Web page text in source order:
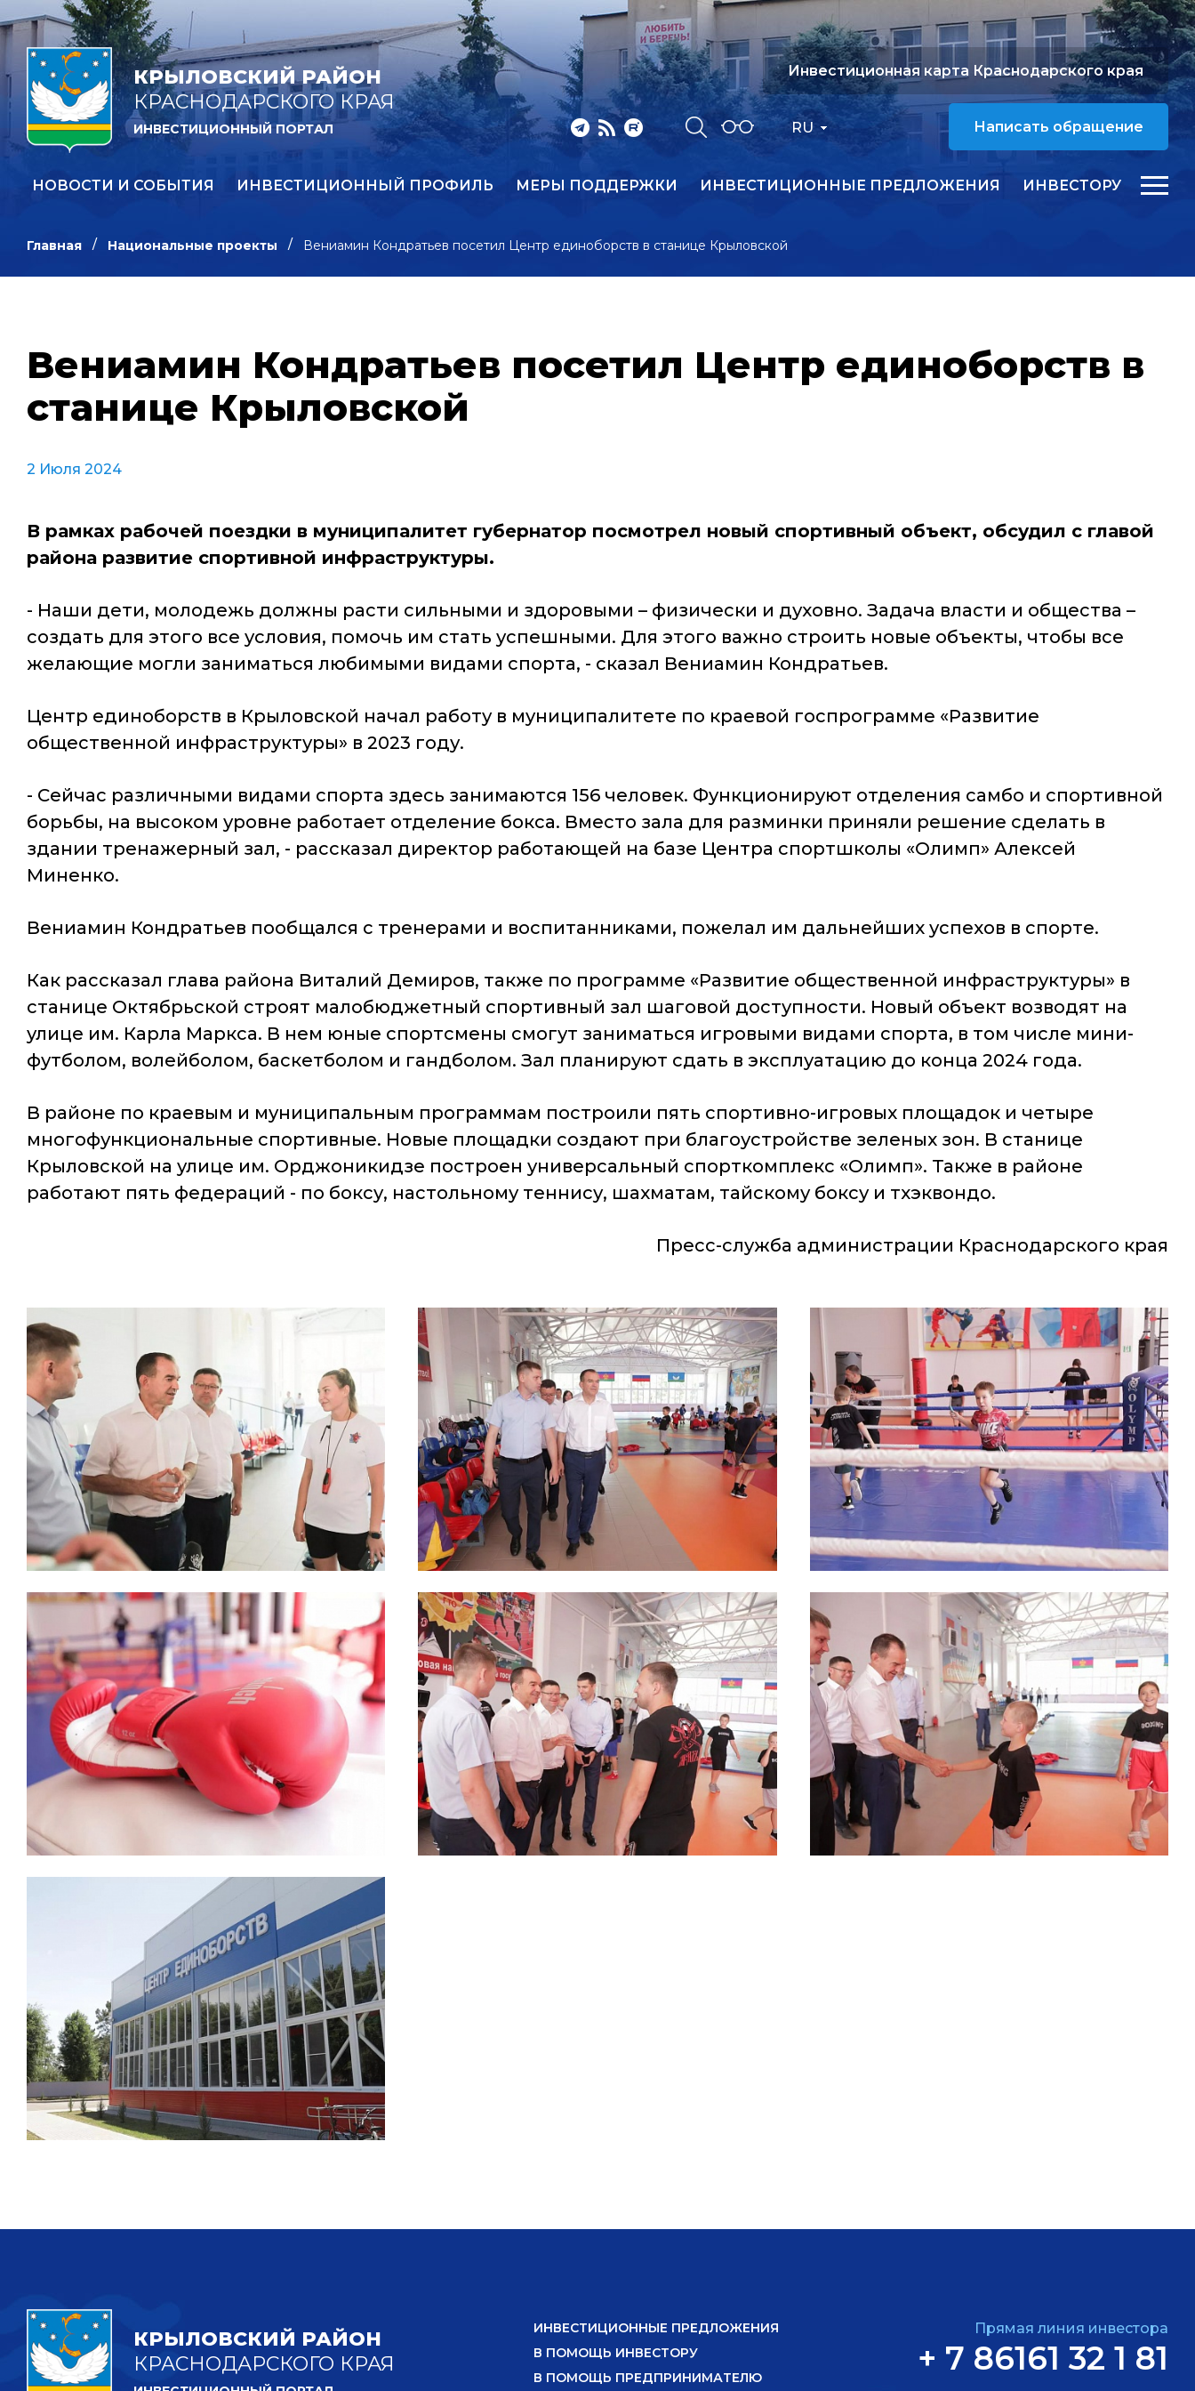
КРЫЛОВСКИЙ РАЙОН
КРАСНОДАРСКОГО КРАЯ
ИНВЕСТИЦИОННЫЙ ПОРТАЛ RU
Инвестиционная карта Краснодарского края
Написать обращение
НОВОСТИ И СОБЫТИЯ ИНВЕСТИЦИОННЫЙ ПРОФИЛЬ МЕРЫ ПОДДЕРЖКИ ИНВЕСТИЦИОННЫЕ ПРЕДЛОЖЕНИЯ ИНВЕСТОРУ
Главная Национальные проекты Вениамин Кондратьев посетил Центр единоборств в станице Крыловской
Вениамин Кондратьев посетил Центр единоборств в
станице Крыловской
2 Июля 2024
В рамках рабочей поездки в муниципалитет губернатор посмотрел новый спортивный объект, обсудил с главой
района развитие спортивной инфраструктуры.
- Наши дети, молодежь должны расти сильными и здоровыми – физически и духовно. Задача власти и общества –
создать для этого все условия, помочь им стать успешными. Для этого важно строить новые объекты, чтобы все
желающие могли заниматься любимыми видами спорта, - сказал Вениамин Кондратьев.
Центр единоборств в Крыловской начал работу в муниципалитете по краевой госпрограмме «Развитие
общественной инфраструктуры» в 2023 году.
- Сейчас различными видами спорта здесь занимаются 156 человек. Функционируют отделения самбо и спортивной
борьбы, на высоком уровне работает отделение бокса. Вместо зала для разминки приняли решение сделать в
здании тренажерный зал, - рассказал директор работающей на базе Центра спортшколы «Олимп» Алексей
Миненко.
Вениамин Кондратьев пообщался с тренерами и воспитанниками, пожелал им дальнейших успехов в спорте.
Как рассказал глава района Виталий Демиров, также по программе «Развитие общественной инфраструктуры» в
станице Октябрьской строят малобюджетный спортивный зал шаговой доступности. Новый объект возводят на
улице им. Карла Маркса. В нем юные спортсмены смогут заниматься игровыми видами спорта, в том числе мини-
футболом, волейболом, баскетболом и гандболом. Зал планируют сдать в эксплуатацию до конца 2024 года.
В районе по краевым и муниципальным программам построили пять спортивно-игровых площадок и четыре
многофункциональные спортивные. Новые площадки создают при благоустройстве зеленых зон. В станице
Крыловской на улице им. Орджоникидзе построен универсальный спорткомплекс «Олимп». Также в районе
работают пять федераций - по боксу, настольному теннису, шахматам, тайскому боксу и тхэквондо.
Пресс-служба администрации Краснодарского края
КРЫЛОВСКИЙ РАЙОН
КРАСНОДАРСКОГО КРАЯ
ИНВЕСТИЦИОННЫЕ ПРЕДЛОЖЕНИЯ
В ПОМОЩЬ ИНВЕСТОРУ
В ПОМОЩЬ ПРЕДПРИНИМАТЕЛЮ
Прямая линия инвестора
+ 7 86161 32 1 81